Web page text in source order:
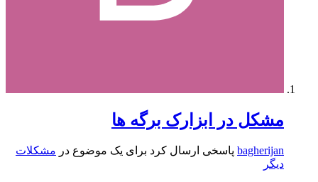
مشکل در ابزارک برگه ها
bagherijan پاسخی ارسال کرد برای یک موضوع در مشکلات
دیگر